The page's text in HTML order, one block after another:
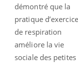
démontré que la
pratique
de respiration
améliore la vie
sociale des petites